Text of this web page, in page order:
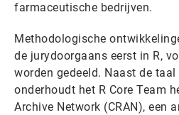
farmaceutische bedrijven.
Methodologische
de jurydoorgaans eerst in R,
worden gedeeld. Naast de
onderhoudt het R Core Team
Archive Network (CRAN), een